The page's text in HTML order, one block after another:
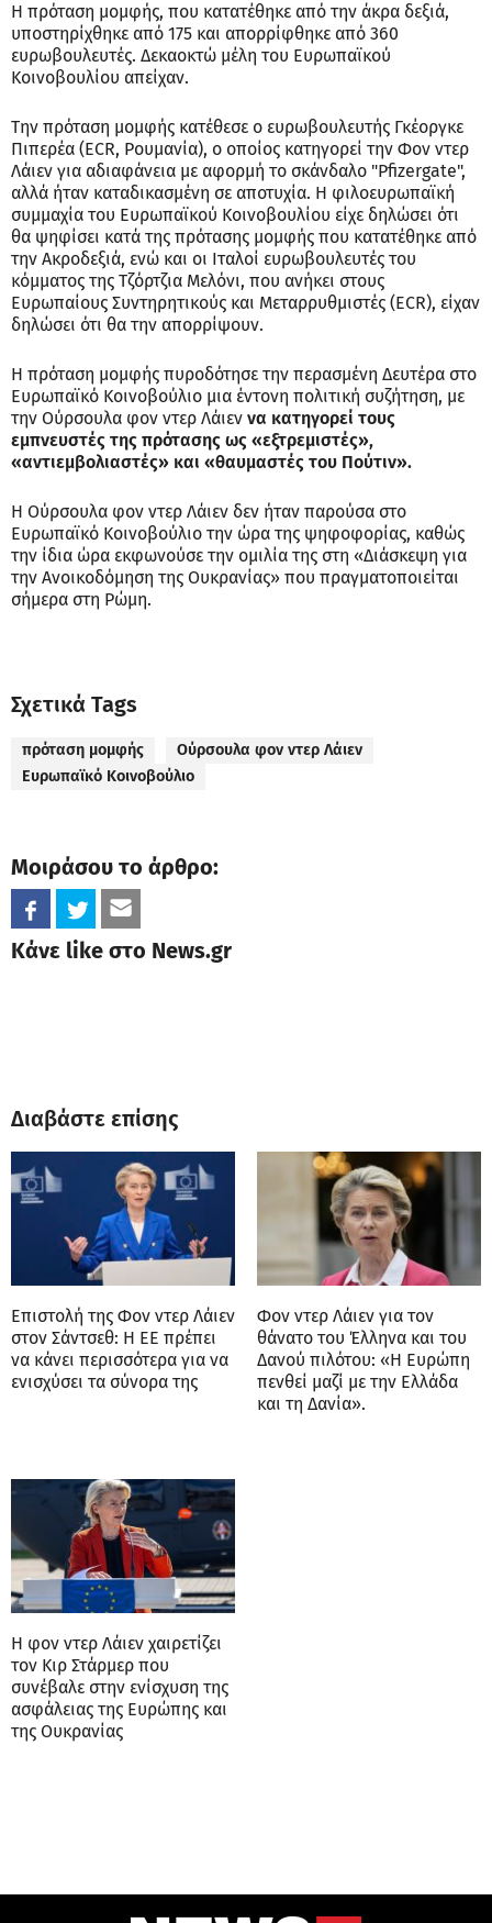
Η πρόταση μομφής, που κατατέθηκε από την άκρα δεξιά,
υποστηρίχθηκε από 175 και απορρίφθηκε από 360
ευρωβουλευτές. Δεκαοκτώ μέλη του Ευρωπαϊκού
Κοινοβουλίου απείχαν.
Την πρόταση μομφής κατέθεσε ο ευρωβουλευτής Γκέοργκε
Πιπερέα (ECR, Ρουμανία), ο οποίος κατηγορεί την Φον ντερ
Λάιεν για αδιαφάνεια με αφορμή το σκάνδαλο "Pfizergate",
αλλά ήταν καταδικασμένη σε αποτυχία. Η φιλοευρωπαϊκή
συμμαχία του Ευρωπαϊκού Κοινοβουλίου είχε δηλώσει ότι
θα ψηφίσει κατά της πρότασης μομφής που κατατέθηκε από
την Ακροδεξιά, ενώ και οι Ιταλοί ευρωβουλευτές του
κόμματος της Τζόρτζια Μελόνι, που ανήκει στους
Ευρωπαίους Συντηρητικούς και Μεταρρυθμιστές (ECR), είχαν
δηλώσει ότι θα την απορρίψουν.
Η πρόταση μομφής πυροδότησε την περασμένη Δευτέρα στο
Ευρωπαϊκό Κοινοβούλιο μια έντονη πολιτική συζήτηση, με
την Ούρσουλα φον ντερ Λάιεν να κατηγορεί τους
εμπνευστές της πρότασης ως «εξτρεμιστές»,
«αντιεμβολιαστές» και «θαυμαστές του Πούτιν».
Η Ούρσουλα φον ντερ Λάιεν δεν ήταν παρούσα στο
Ευρωπαϊκό Κοινοβούλιο την ώρα της ψηφοφορίας, καθώς
την ίδια ώρα εκφωνούσε την ομιλία της στη «Διάσκεψη για
την Ανοικοδόμηση της Ουκρανίας» που πραγματοποιείται
σήμερα στη Ρώμη.
Σχετικά Tags
πρόταση μομφής
Ούρσουλα φον ντερ Λάιεν
Ευρωπαϊκό Κοινοβούλιο
Μοιράσου το άρθρο:
Κάνε like στο News.gr
Διαβάστε επίσης
Επιστολή της Φον ντερ Λάιεν
στον Σάντσεθ: Η ΕΕ πρέπει
να κάνει περισσότερα για να
ενισχύσει τα σύνορα της
Φον ντερ Λάιεν για τον
θάνατο του Έλληνα και του
Δανού πιλότου: «Η Ευρώπη
πενθεί μαζί με την Ελλάδα
και τη Δανία».
Η φον ντερ Λάιεν χαιρετίζει
τον Κιρ Στάρμερ που
συνέβαλε στην ενίσχυση της
ασφάλειας της Ευρώπης και
της Ουκρανίας